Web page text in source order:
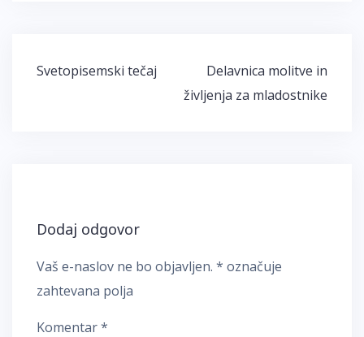
Navigacija
prispevka
Svetopisemski tečaj
Delavnica molitve in
življenja za mladostnike
Dodaj odgovor
Vaš e-naslov ne bo objavljen. * označuje
zahtevana polja
Komentar*